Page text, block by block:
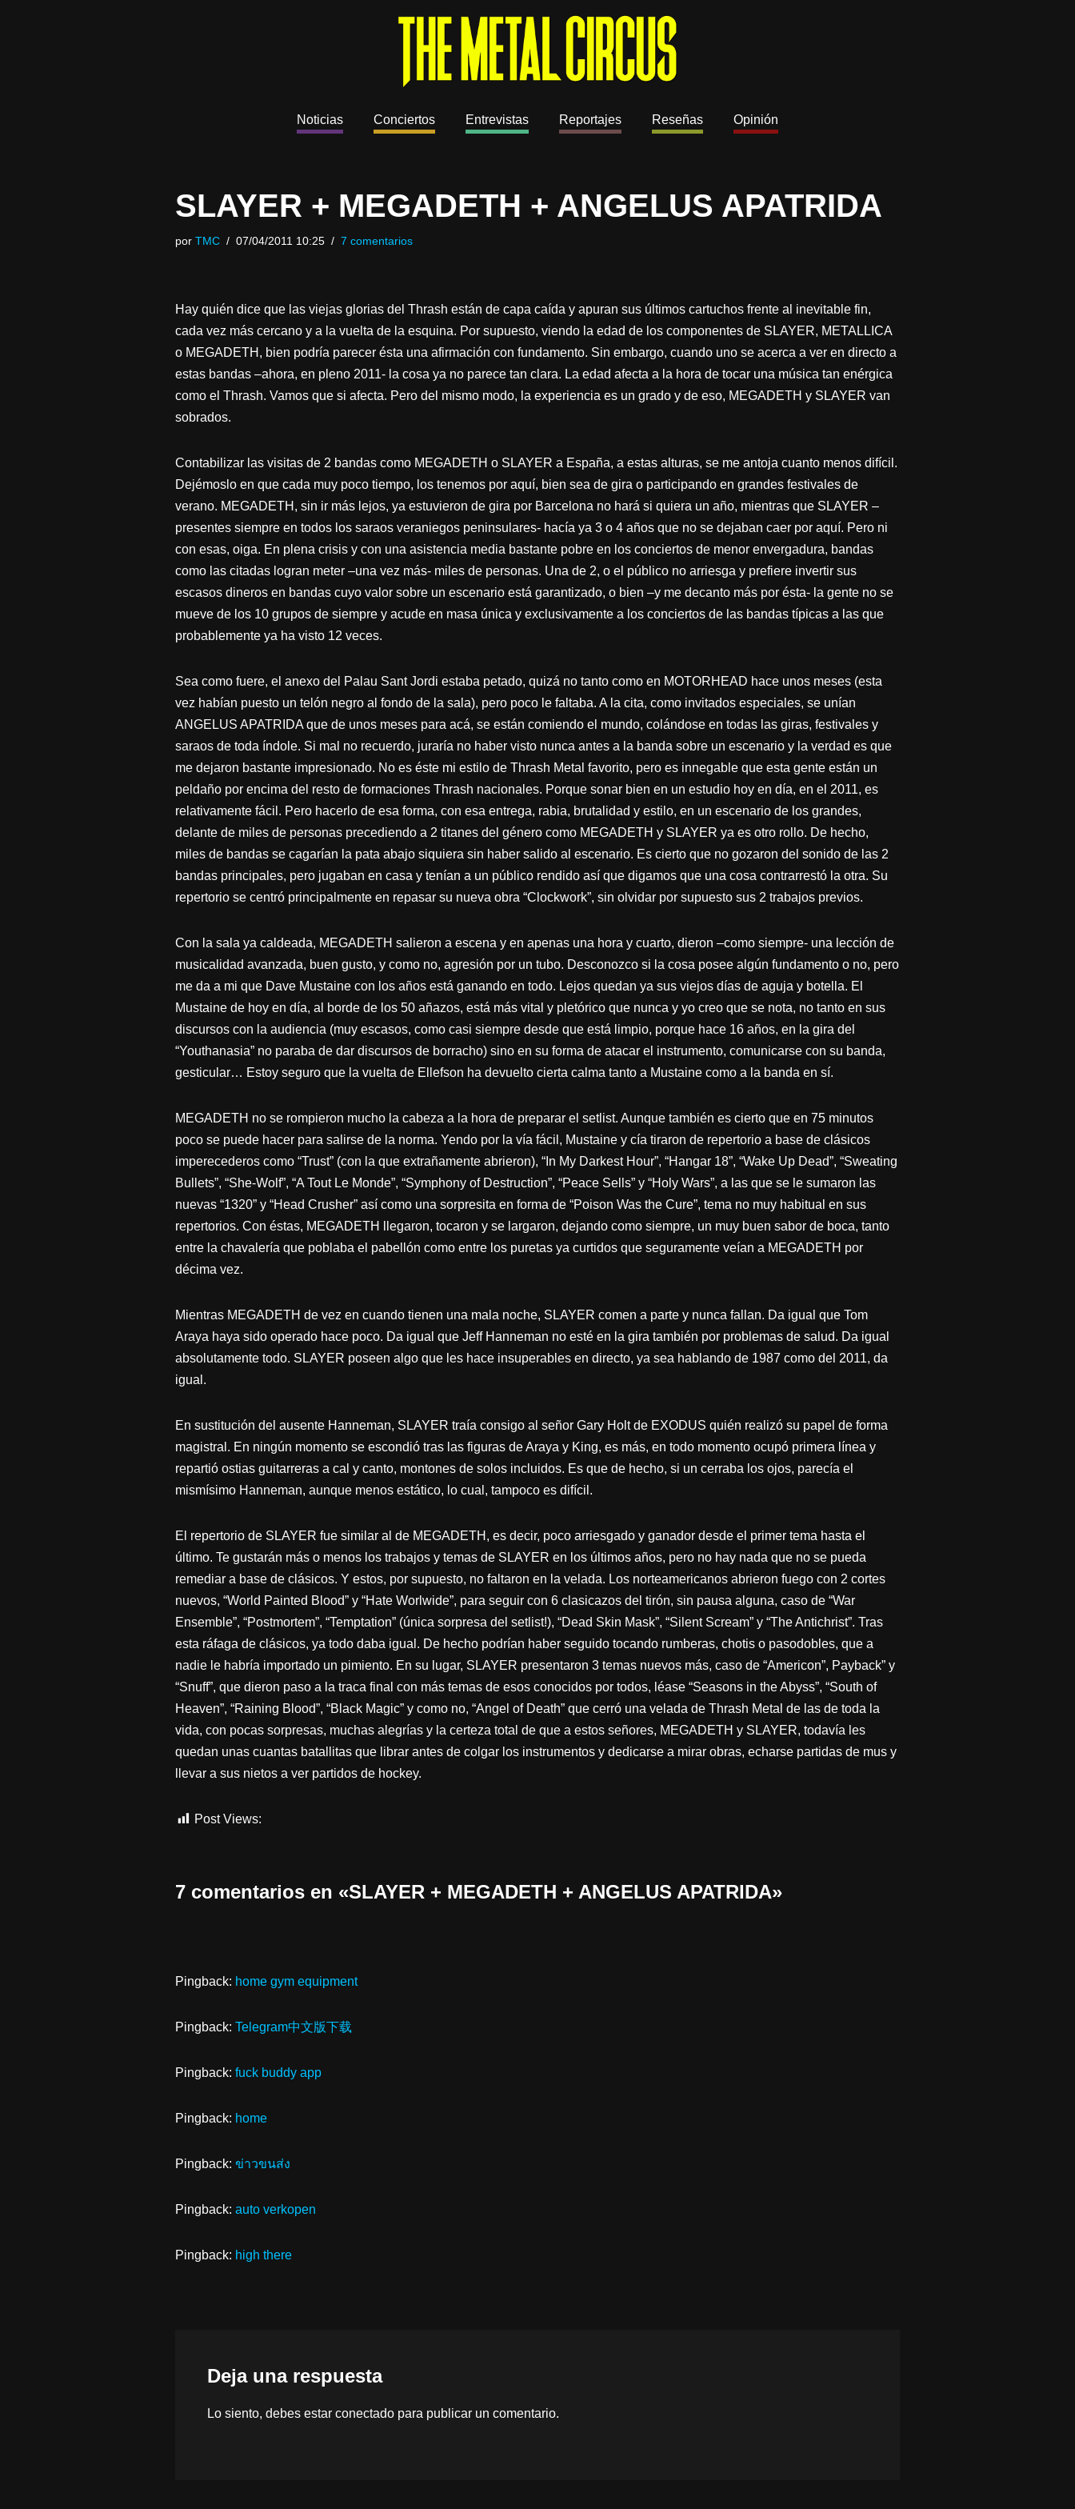
Noticias Conciertos Entrevistas Reportajes Reseñas Opinión
SLAYER + MEGADETH + ANGELUS APATRIDA
por TMC 07/04/2011 10:25 7 comentarios
Hay quién dice que las viejas glorias del Thrash están de capa caída y apuran sus últimos cartuchos frente al inevitable fin,
cada vez más cercano y a la vuelta de la esquina. Por supuesto, viendo la edad de los componentes de SLAYER, METALLICA
o MEGADETH, bien podría parecer ésta una afirmación con fundamento. Sin embargo, cuando uno se acerca a ver en directo a
estas bandas –ahora, en pleno 2011- la cosa ya no parece tan clara. La edad afecta a la hora de tocar una música tan enérgica
como el Thrash. Vamos que si afecta. Pero del mismo modo, la experiencia es un grado y de eso, MEGADETH y SLAYER van
sobrados.
Contabilizar las visitas de 2 bandas como MEGADETH o SLAYER a España, a estas alturas, se me antoja cuanto menos difícil.
Dejémoslo en que cada muy poco tiempo, los tenemos por aquí, bien sea de gira o participando en grandes festivales de
verano. MEGADETH, sin ir más lejos, ya estuvieron de gira por Barcelona no hará si quiera un año, mientras que SLAYER –
presentes siempre en todos los saraos veraniegos peninsulares- hacía ya 3 o 4 años que no se dejaban caer por aquí. Pero ni
con esas, oiga. En plena crisis y con una asistencia media bastante pobre en los conciertos de menor envergadura, bandas
como las citadas logran meter –una vez más- miles de personas. Una de 2, o el público no arriesga y prefiere invertir sus
escasos dineros en bandas cuyo valor sobre un escenario está garantizado, o bien –y me decanto más por ésta- la gente no se
mueve de los 10 grupos de siempre y acude en masa única y exclusivamente a los conciertos de las bandas típicas a las que
probablemente ya ha visto 12 veces.
Sea como fuere, el anexo del Palau Sant Jordi estaba petado, quizá no tanto como en MOTORHEAD hace unos meses (esta
vez habían puesto un telón negro al fondo de la sala), pero poco le faltaba. A la cita, como invitados especiales, se unían
ANGELUS APATRIDA que de unos meses para acá, se están comiendo el mundo, colándose en todas las giras, festivales y
saraos de toda índole. Si mal no recuerdo, juraría no haber visto nunca antes a la banda sobre un escenario y la verdad es que
me dejaron bastante impresionado. No es éste mi estilo de Thrash Metal favorito, pero es innegable que esta gente están un
peldaño por encima del resto de formaciones Thrash nacionales. Porque sonar bien en un estudio hoy en día, en el 2011, es
relativamente fácil. Pero hacerlo de esa forma, con esa entrega, rabia, brutalidad y estilo, en un escenario de los grandes,
delante de miles de personas precediendo a 2 titanes del género como MEGADETH y SLAYER ya es otro rollo. De hecho,
miles de bandas se cagarían la pata abajo siquiera sin haber salido al escenario. Es cierto que no gozaron del sonido de las 2
bandas principales, pero jugaban en casa y tenían a un público rendido así que digamos que una cosa contrarrestó la otra. Su
repertorio se centró principalmente en repasar su nueva obra “Clockwork”, sin olvidar por supuesto sus 2 trabajos previos.
Con la sala ya caldeada, MEGADETH salieron a escena y en apenas una hora y cuarto, dieron –como siempre- una lección de
musicalidad avanzada, buen gusto, y como no, agresión por un tubo. Desconozco si la cosa posee algún fundamento o no, pero
me da a mi que Dave Mustaine con los años está ganando en todo. Lejos quedan ya sus viejos días de aguja y botella. El
Mustaine de hoy en día, al borde de los 50 añazos, está más vital y pletórico que nunca y yo creo que se nota, no tanto en sus
discursos con la audiencia (muy escasos, como casi siempre desde que está limpio, porque hace 16 años, en la gira del
“Youthanasia” no paraba de dar discursos de borracho) sino en su forma de atacar el instrumento, comunicarse con su banda,
gesticular… Estoy seguro que la vuelta de Ellefson ha devuelto cierta calma tanto a Mustaine como a la banda en sí.
MEGADETH no se rompieron mucho la cabeza a la hora de preparar el setlist. Aunque también es cierto que en 75 minutos
poco se puede hacer para salirse de la norma. Yendo por la vía fácil, Mustaine y cía tiraron de repertorio a base de clásicos
imperecederos como “Trust” (con la que extrañamente abrieron), “In My Darkest Hour”, “Hangar 18”, “Wake Up Dead”, “Sweating
Bullets”, “She-Wolf”, “A Tout Le Monde”, “Symphony of Destruction”, “Peace Sells” y “Holy Wars”, a las que se le sumaron las
nuevas “1320” y “Head Crusher” así como una sorpresita en forma de “Poison Was the Cure”, tema no muy habitual en sus
repertorios. Con éstas, MEGADETH llegaron, tocaron y se largaron, dejando como siempre, un muy buen sabor de boca, tanto
entre la chavalería que poblaba el pabellón como entre los puretas ya curtidos que seguramente veían a MEGADETH por
décima vez.
Mientras MEGADETH de vez en cuando tienen una mala noche, SLAYER comen a parte y nunca fallan. Da igual que Tom
Araya haya sido operado hace poco. Da igual que Jeff Hanneman no esté en la gira también por problemas de salud. Da igual
absolutamente todo. SLAYER poseen algo que les hace insuperables en directo, ya sea hablando de 1987 como del 2011, da
igual.
En sustitución del ausente Hanneman, SLAYER traía consigo al señor Gary Holt de EXODUS quién realizó su papel de forma
magistral. En ningún momento se escondió tras las figuras de Araya y King, es más, en todo momento ocupó primera línea y
repartió ostias guitarreras a cal y canto, montones de solos incluidos. Es que de hecho, si un cerraba los ojos, parecía el
mismísimo Hanneman, aunque menos estático, lo cual, tampoco es difícil.
El repertorio de SLAYER fue similar al de MEGADETH, es decir, poco arriesgado y ganador desde el primer tema hasta el
último. Te gustarán más o menos los trabajos y temas de SLAYER en los últimos años, pero no hay nada que no se pueda
remediar a base de clásicos. Y estos, por supuesto, no faltaron en la velada. Los norteamericanos abrieron fuego con 2 cortes
nuevos, “World Painted Blood” y “Hate Worlwide”, para seguir con 6 clasicazos del tirón, sin pausa alguna, caso de “War
Ensemble”, “Postmortem”, “Temptation” (única sorpresa del setlist!), “Dead Skin Mask”, “Silent Scream” y “The Antichrist”. Tras
esta ráfaga de clásicos, ya todo daba igual. De hecho podrían haber seguido tocando rumberas, chotis o pasodobles, que a
nadie le habría importado un pimiento. En su lugar, SLAYER presentaron 3 temas nuevos más, caso de “Americon”, Payback” y
“Snuff”, que dieron paso a la traca final con más temas de esos conocidos por todos, léase “Seasons in the Abyss”, “South of
Heaven”, “Raining Blood”, “Black Magic” y como no, “Angel of Death” que cerró una velada de Thrash Metal de las de toda la
vida, con pocas sorpresas, muchas alegrías y la certeza total de que a estos señores, MEGADETH y SLAYER, todavía les
quedan unas cuantas batallitas que librar antes de colgar los instrumentos y dedicarse a mirar obras, echarse partidas de mus y
llevar a sus nietos a ver partidos de hockey.
Post Views:
7 comentarios en «SLAYER + MEGADETH + ANGELUS APATRIDA»
Pingback: home gym equipment
Pingback: Telegram中文版下载
Pingback: fuck buddy app
Pingback: home
Pingback: ข่าวขนส่ง
Pingback: auto verkopen
Pingback: high there
Deja una respuesta
Lo siento, debes estar conectado para publicar un comentario.